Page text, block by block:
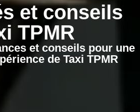
et conseils
TPMR
et conseils pour une
de Taxi TPMR